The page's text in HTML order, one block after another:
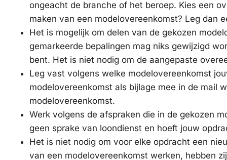
ongeacht de branche of het beroep. Kies een
maken van een modelovereenkomst? Leg dan
Het is mogelijk om delen van de gekozen
gemarkeerde bepalingen mag niks gewijzigd
bent. Het is niet nodig om de aangepaste
Leg vast volgens welke modelovereenkomst
modelovereenkomst als bijlage mee in de mail
modelovereenkomst.
Werk volgens de afspraken die in de gekozen
geen sprake van loondienst en hoeft jouw
Het is niet nodig om voor elke opdracht een
van een modelovereenkomst werken, hebben